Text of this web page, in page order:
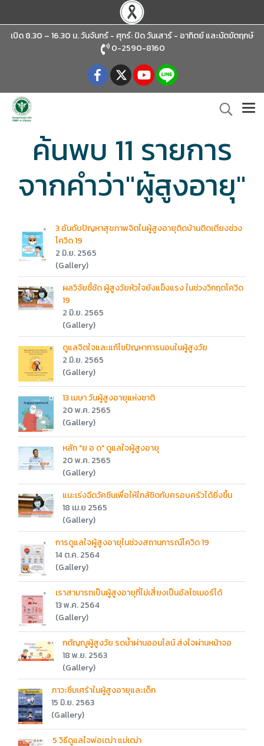
เปิด 8.30 – 16.30 น. วันจันทร์ - ศุกร์: ปิด วันเสาร์ - อาทิตย์และนัตขัตฤกษ์
0-2590-8160
ค้นพบ 11 รายการ
จากคำว่า"ผู้สูงอายุ"
3 อันดับปัญหาสุขภาพจิตในผู้สูงอายุติดบ้านติดเตียงช่วง
โควิด 19
2 มิ.ย. 2565
(Gallery)
ผลวิจัยชี้ชัด ผู้สูงวัยหัวใจยังแข็งแรง ในช่วงวิกฤตโควิด
19
2 มิ.ย. 2565
(Gallery)
ดูแลจิตใจและแก้ไขปัญหาการนอนในผู้สูงวัย
2 มิ.ย. 2565
(Gallery)
13 เมษา วันผู้สูงอายุแห่งชาติ
20 พ.ค. 2565
(Gallery)
หลัก "ย อ ด" ดูแลใจผู้สูงอายุ
20 พ.ค. 2565
(Gallery)
แนะเร่งฉีดวัคซีนเพื่อให้ใกล้ชิดกับครอบครัวได้ยิ่งขึ้น
18 เม.ย 2565
(Gallery)
การดูแลใจผู้สูงอายุในช่วงสถานการณ์โควิด 19
14 ต.ค. 2564
(Gallery)
เราสามารถเป็นผู้สูงอายุที่ไม่เสี่ยงเป็นอัลไซเมอร์ได้
13 พ.ค. 2564
(Gallery)
กตัญญูผู้สูงวัย รดน้ำผ่านออนไลน์ ส่งใจผ่านหน้าจอ
18 พ.ย. 2563
(Gallery)
ภาวะซึมเศร้าในผู้สูงอายุและเด็ก
15 มิ.ย. 2563
(Gallery)
5 วิธีดูแลใจพ่อเฒ่า แม่เฒ่า